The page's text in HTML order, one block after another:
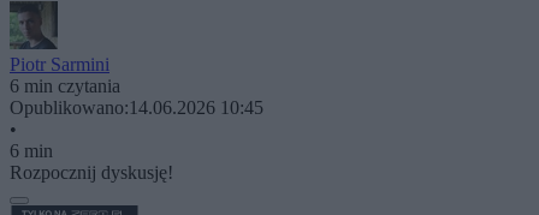
Piotr Sarmini
6 min czytania
Opublikowano:14.06.2026 10:45
•
6 min
Rozpocznij dyskusję!